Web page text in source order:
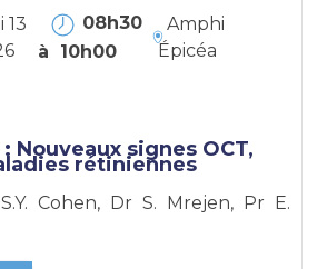
13
08h30
à 10h00
Amphi
Épicéa
: Nouveaux signes OCT,
rétiniennes
Cohen, Dr S. Mrejen, Pr E.